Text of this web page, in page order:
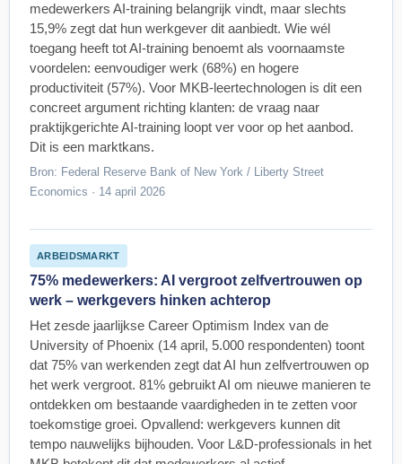
medewerkers AI-training belangrijk vindt, maar slechts
15,9% zegt dat hun werkgever dit aanbiedt. Wie wél
toegang heeft tot AI-training benoemt als voornaamste
voordelen: eenvoudiger werk (68%) en hogere
productiviteit (57%). Voor MKB-leertechnologen is dit een
concreet argument richting klanten: de vraag naar
praktijkgerichte AI-training loopt ver voor op het aanbod.
Dit is een marktkans.
Bron: Federal Reserve Bank of New York / Liberty Street
Economics · 14 april 2026
ARBEIDSMARKT
75% medewerkers: AI vergroot zelfvertrouwen op
werk – werkgevers hinken achterop
Het zesde jaarlijkse Career Optimism Index van de
University of Phoenix (14 april, 5.000 respondenten) toont
dat 75% van werkenden zegt dat AI hun zelfvertrouwen op
het werk vergroot. 81% gebruikt AI om nieuwe manieren te
ontdekken om bestaande vaardigheden in te zetten voor
toekomstige groei. Opvallend: werkgevers kunnen dit
tempo nauwelijks bijhouden. Voor L&D-professionals in het